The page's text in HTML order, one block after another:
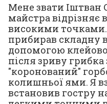
Мене звати Іштван
майстра
високими
прибирав складну
допомогою
після зриву
"коронований"
колишньої ями. Я
встановив гостру